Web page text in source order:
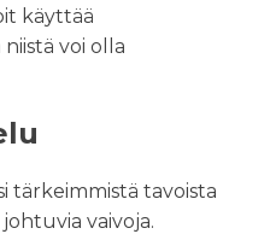
käyttää
voi olla
tärkeimmistä tavoista
vaivoja.